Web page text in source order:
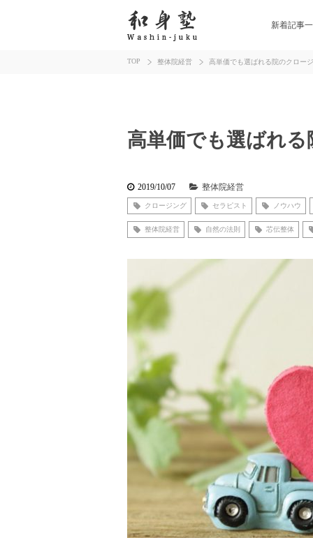
新着記事
TOP 整体院経営 高単価でも選ばれる院のクロー
高単価でも選ばれ
2019/10/07 整体院経営
クロージング セラピスト ノウハウ
整体院経営 自然の法則 芯伝整体